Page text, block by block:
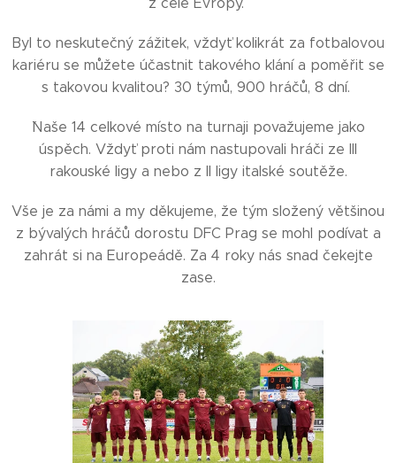
z celé Evropy.
Byl to neskutečný zážitek, vždyť kolikrát za fotbalovou
kariéru se můžete účastnit takového klání a poměřit se
s takovou kvalitou? 30 týmů, 900 hráčů, 8 dní.
¨Naše 14 celkové místo na turnaji považujeme jako
úspěch. Vždyť proti nám nastupovali hráči ze III
rakouské ligy a nebo z II ligy italské soutěže.
Vše je za námi a my děkujeme, že tým složený většinou
z bývalých hráčů dorostu DFC Prag se mohl podívat a
zahrát si na Europeádě. Za 4 roky nás snad čekejte
zase.